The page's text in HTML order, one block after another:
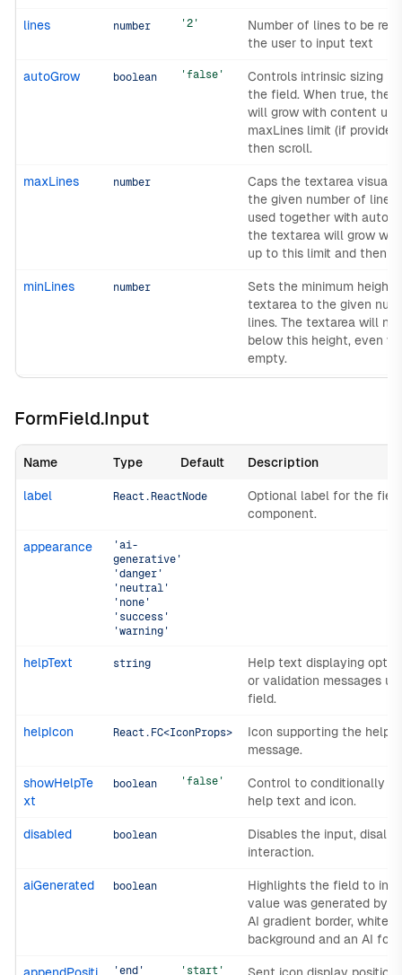
lines number '2'
Number of lines to be
the user to input text
autoGrow boolean 'false'
Controls intrinsic sizing
the field. When true, the
will grow with content up
maxLines limit (if
then scroll.
maxLines number
Caps the textarea visual
the given number of lines.
used together with
the textarea will grow
up to this limit and then
minLines number
Sets the minimum height
textarea to the given
lines. The textarea will
below this height, even
empty.
FormField.Input
Name Type Default Description
label React.ReactNode
Optional label for the field
component.
appearance
'ai-
generative'
'danger'
'neutral'
'none'
'success'
'warning'
helpText string
Help text displaying
or validation messages
field.
helpIcon React.FC<IconProps>
Icon supporting the help
message.
showHelpTe
xt
boolean 'false'
Control to conditionally
help text and icon.
disabled boolean
Disables the input,
interaction.
aiGenerated boolean
Highlights the field to
value was generated by
AI gradient border, white
background and an AI
'end' 'start'